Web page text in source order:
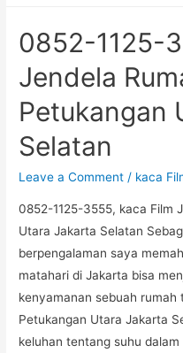
253
Pasang
Kaca
Perkantoran
Paling
Jakarta
0852-1125-
Jendela
Petukangan
Selatan
Leave a Comment / kaca
0852-1125-3555, kaca Film
Utara Jakarta Selatan
berpengalaman saya
matahari di Jakarta bisa
kenyamanan sebuah
Petukangan Utara Jakarta
keluhan tentang suhu